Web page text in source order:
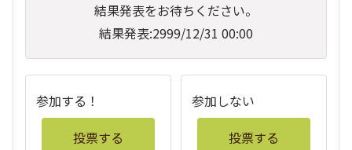
結果発表をお待ちください。
結果発表:2999/12/31 00:00
参加する！
投票する
参加しない
投票する